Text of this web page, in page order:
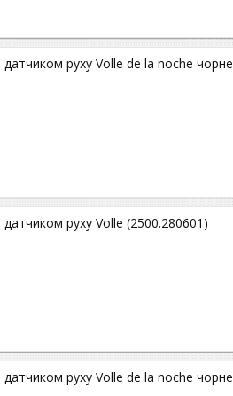
датчиком руху Volle de la noche чорне
датчиком руху Volle (2500.280601)
датчиком руху Volle de la noche чорне